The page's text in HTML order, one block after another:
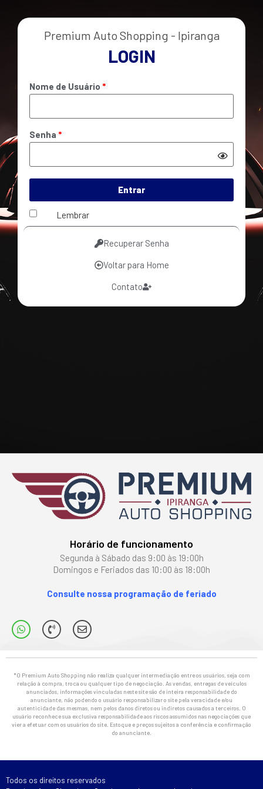
Premium Auto Shopping - Ipiranga
LOGIN
Nome de Usuário
Senha
Entrar
Lembrar
Recuperar Senha
Voltar para Home
Contato
Horário de funcionamento
Segunda à Sábado das 9:00 às 19:00h
Domingos e Feriados das 10:00 às 18:00h
Consulte nossa programação de feriado
*O Premium Auto Shopping não realiza qualquer intermediação entre os usuários, seja com
relação à compra, troca ou qualquer tipo de negociação. As vendas, entregas de veículos
anunciados, informações vinculadas neste site são de inteira responsabilidade do
anunciante, não podendo o usuário responsabilizar o site pela veracidade e/ou
autenticidade das mesmas, nem pelos danos diretos ou indiretos causados a terceiros. O
usuário reconhece sua exclusiva responsabilidade aos riscos assumidos nas negociações que
vier a efetuar com os usuários do site. Estoque e preços sujeitos a conferência e confirmação
do anunciante.
Todos os direitos reservados